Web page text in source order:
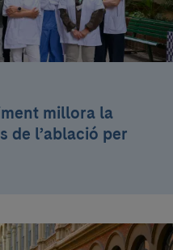
millora la
de l’ablació per